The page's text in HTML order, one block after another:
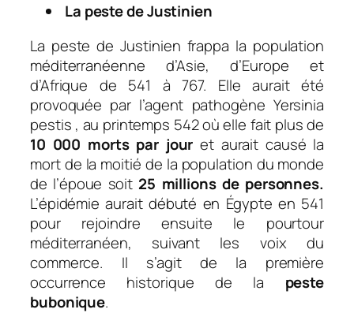
La peste de Justinien
La peste de Justinien frappa la population
méditerranéenne d’Asie, d’Europe et
d’Afrique de 541 à 767. Elle aurait été
provoquée par l’agent pathogène Yersinia
pestis , au printemps 542 où elle fait plus de
10 000 morts par jouret aurait causé la
mort de la moitié de la population du monde
de l’époue soit 25 millions de personnes.
L’épidémie aurait débuté en Égypte en 541
pour rejoindre ensuite le pourtour
méditerranéen, suivant les voix du
commerce. Il s’agit de la première
occurrence historique de la peste
bubonique.